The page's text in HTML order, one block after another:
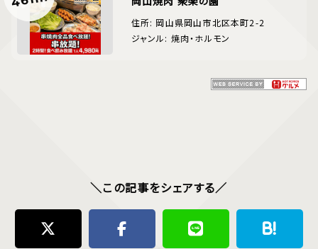
住所: 岡山県岡山市北区本町2-2
ジャンル: 焼肉・ホルモン
＼この記事をシェアする／